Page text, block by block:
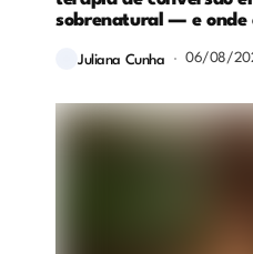
sobrenatural — e onde
Juliana Cunha 06/08/